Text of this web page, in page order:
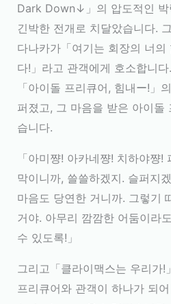
Dark Down↓」의 압도적인 박
긴박한 전개로 치달았습니다.
다나카가「여기는 회장의 너
다!」라고 관객에게 호소합니
「아이돌 프리큐어, 힘내ー!」
퍼졌고, 그 마음을 받은 아이돌
습니다.
「아미쨩! 아카네쨩! 치하야쨩
막이니까, 쓸쓸하겠지. 슬퍼지
마음도 당연한 거니까. 그렇기
거야. 아무리 깜깜한 어둠이라
수 있도록!」
그리고「클라이맥스는 우리가
프리큐어와 관객이 하나가 되